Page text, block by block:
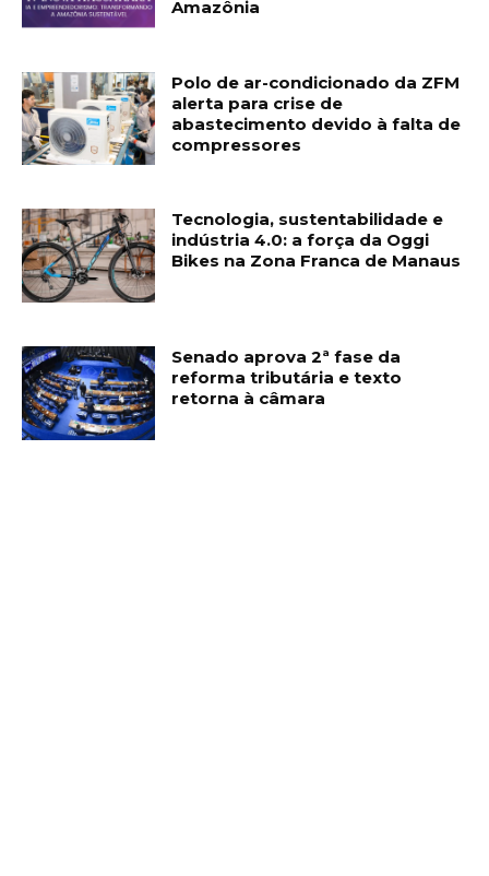
Amazônia
Polo de ar-condicionado da ZFM
alerta para crise de
abastecimento devido à falta de
compressores
Tecnologia, sustentabilidade e
indústria 4.0: a força da Oggi
Bikes na Zona Franca de Manaus
Senado aprova 2ª fase da
reforma tributária e texto
retorna à câmara